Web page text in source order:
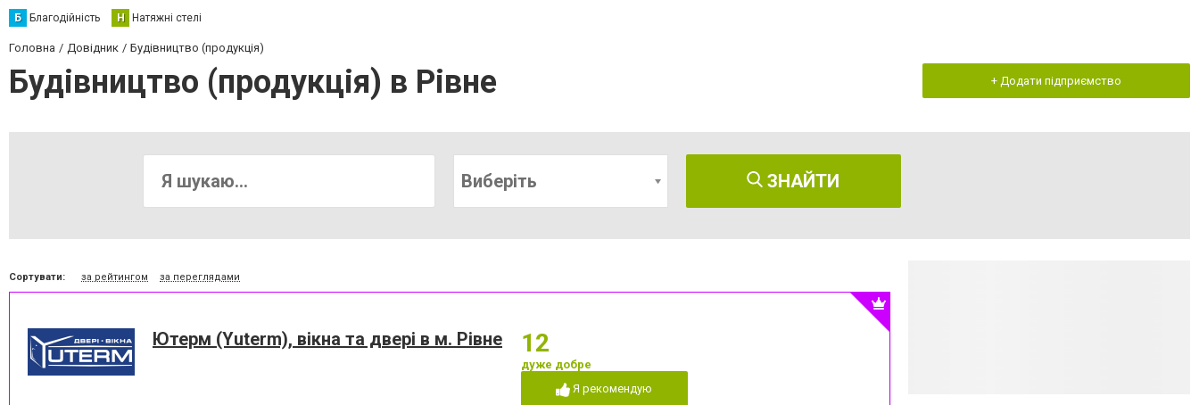
Б Благодійність Н Натяжні стелі
Головна Довідник Будівництво (продукція)
Будівництво (продукція) в Рівне + Додати підприємство
Виберіть ЗНАЙТИ
Сортувати: за рейтингом за переглядами
Ютерм (Yuterm), вікна та двері в м. Рівне 12
дуже добре
Я рекомендую